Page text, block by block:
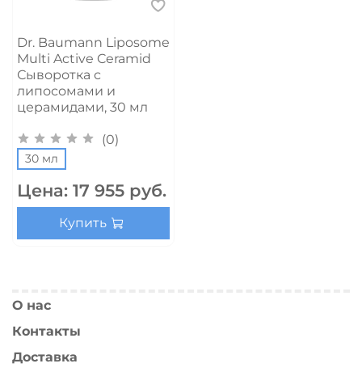
Dr. Baumann Liposome
Multi Active Ceramid
Сыворотка с
липосомами и
церамидами, 30 мл
(0)
30 мл
Цена: 17 955 руб.
Купить
О нас
Контакты
Доставка